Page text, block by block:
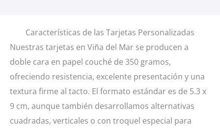
Características de las Tarjetas Personalizadas
Nuestras tarjetas en Viña del Mar se producen a
doble cara en papel couché de 350 gramos,
ofreciendo resistencia, excelente presentación y una
textura firme al tacto. El formato estándar es de 5.3 x
9 cm, aunque también desarrollamos alternativas
cuadradas, verticales o con troquel especial para